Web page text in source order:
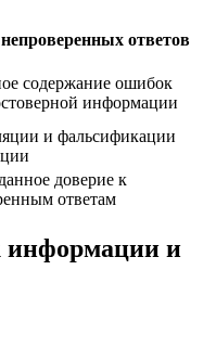
ответов
содержание ошибок
информации
и фальсификации
доверие к
ответам
информации и